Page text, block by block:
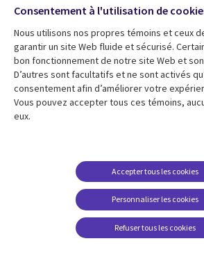
Salle
Ressources
Articles
Études de cas
Baladodiffusions
Centre
Suivez-nous
Social
Media
Global
FR
Consentement à l'utilisation de
Nous utilisons nos propres témoins et ceux
garantir un site Web fluide et sécurisé.
bon fonctionnement de notre site Web et
D’autres sont facultatifs et ne sont activés
consentement afin d’améliorer votre
Vous pouvez accepter tous ces témoins,
eux.
Personnaliser les cookies
Accepter tous les cookies
Refuser tous les cookies